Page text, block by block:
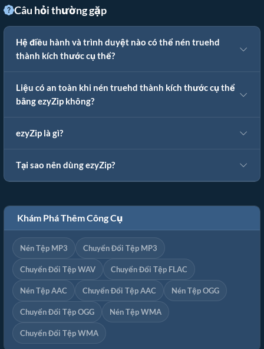
Câu hỏi thường gặp
Hệ điều hành và trình duyệt nào có thể nén truehd
thành kích thước cụ thể?
Liệu có an toàn khi nén truehd thành kích thước cụ thể
bằng ezyZip không?
ezyZip là gì?
Tại sao nên dùng ezyZip?
Khám Phá Thêm Công Cụ
Nén Tệp MP3 Chuyển Đổi Tệp MP3
Chuyển Đổi Tệp WAV Chuyển Đổi Tệp FLAC
Nén Tệp AAC Chuyển Đổi Tệp AAC Nén Tệp OGG
Chuyển Đổi Tệp OGG Nén Tệp WMA
Chuyển Đổi Tệp WMA